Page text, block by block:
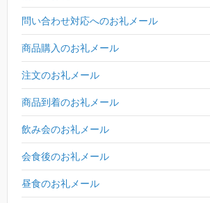
問い合わせ対応へのお礼メール
商品購入のお礼メール
注文のお礼メール
商品到着のお礼メール
飲み会のお礼メール
会食後のお礼メール
昼食のお礼メール